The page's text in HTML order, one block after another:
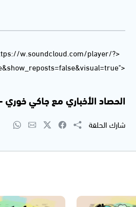
w.soundcloud.com/player/?
الحصاد الأخباري مع جاكي خوري -
شارك الحلقة